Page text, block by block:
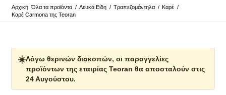
Αρχική Όλα τα προϊόντα / Λευκά Είδη / Τραπεζομάντηλα / Καρέ /
Καρέ Carmona της Teoran
☀️Λόγω θερινών διακοπών, οι παραγγελίες
προϊόντων της εταιρίας Teoran θα αποσταλούν στις
24 Αυγούστου.